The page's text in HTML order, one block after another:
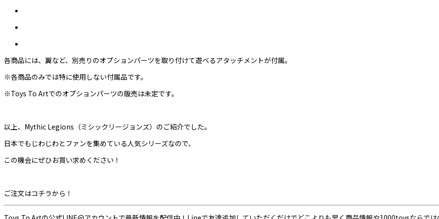
各商品には、翼など、別売りのオプションパーツを取り付けて遊べるアタッチメントが付属。
※各商品のみでは特に使用しない付属品です。
※Toys To Artでのオプションパーツの販売は未定です。
以上、Mythic Legions（ミシックリージョンズ）のご紹介でした。
日本でもじわじわとファンを集めている人気シリーズなので、
この機会にぜひお買い求めください！
ご注文はコチラから！